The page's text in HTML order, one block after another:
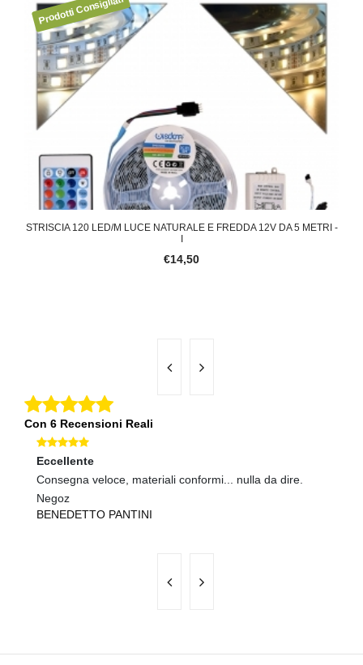
STRISCIA 120 LED/M LUCE NATURALE E FREDDA 12V DA 5 METRI -
I
€14,50
Con 6 Recensioni Reali
Eccellente
Consegna veloce, materiali conformi... nulla da dire.
Negoz
BENEDETTO PANTINI